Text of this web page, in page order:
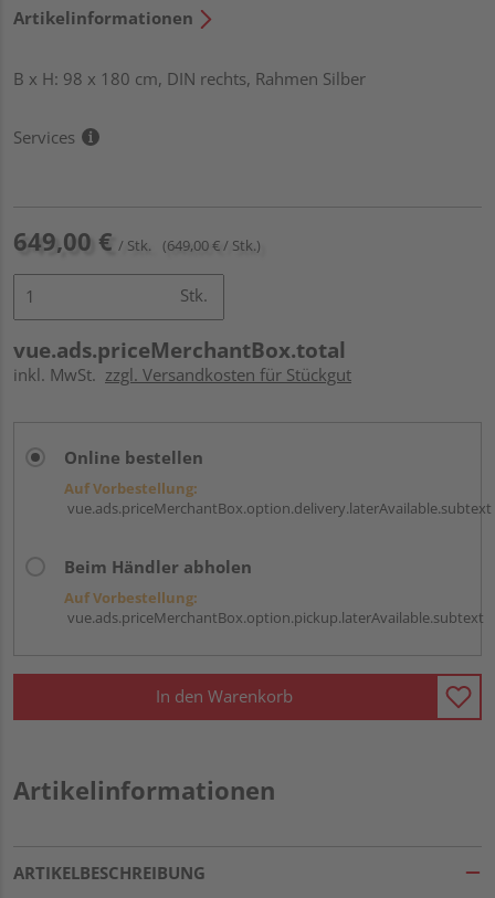
Artikelinformationen
B x H: 98 x 180 cm, DIN rechts, Rahmen Silber
Services
649,00 € / Stk. (649,00 € / Stk.)
Stk.
vue.ads.priceMerchantBox.total
inkl. MwSt. zzgl. Versandkosten für Stückgut
Online bestellen
Auf Vorbestellung:
vue.ads.priceMerchantBox.option.delivery.laterAvailable.subtext
Beim Händler abholen
Auf Vorbestellung:
vue.ads.priceMerchantBox.option.pickup.laterAvailable.subtext
In den Warenkorb
Artikelinformationen
ARTIKELBESCHREIBUNG